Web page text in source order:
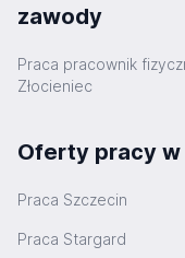
zawody
Praca pracownik
Złocieniec
Oferty pracy w
Praca Szczecin
Praca Stargard